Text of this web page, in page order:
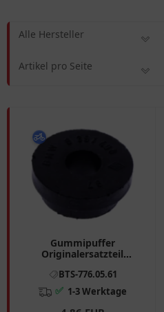
Alle Hersteller
Artikel pro Seite
Gummipuffer
Originalersatzteil
7760561
BTS-776.05.61
✅ 1-3 Werktage